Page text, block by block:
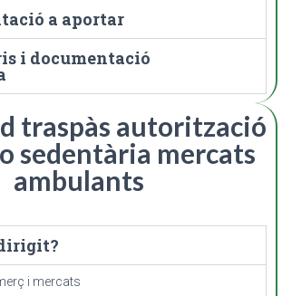
a aportar
i documentació
traspàs autorització
sedentària mercats
ambulants
i mercats